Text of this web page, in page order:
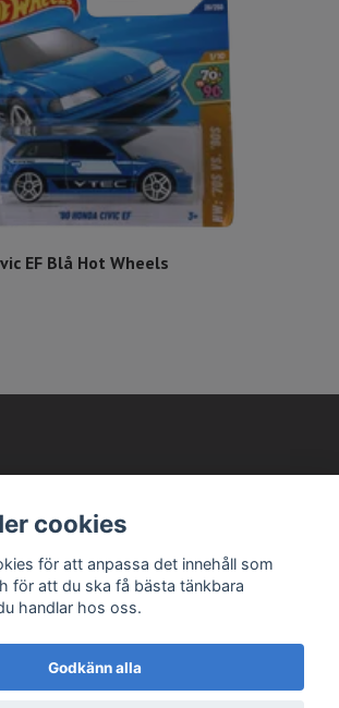
EF Blå Hot Wheels
cookies
för att anpassa det innehåll som
för att du ska få bästa tänkbara
handlar hos oss.
Godkänn alla